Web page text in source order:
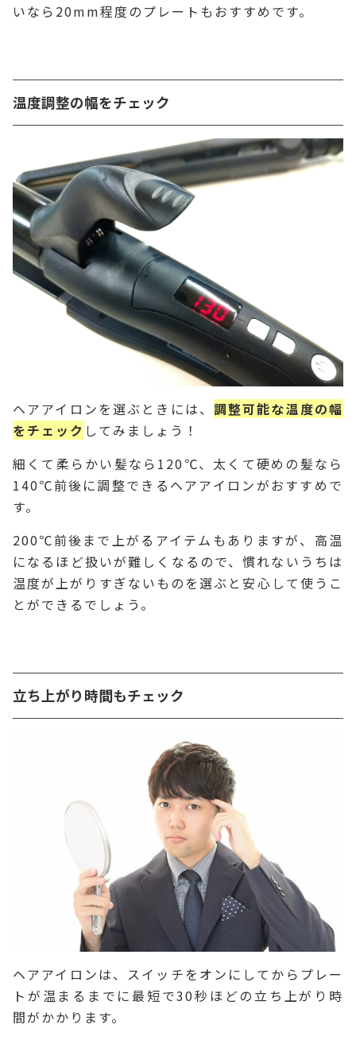
いなら20mm程度のプレートもおすすめです。
温度調整の幅をチェック
ヘアアイロンを選ぶときには、 調整可能な温度の幅
をチェック してみましょう！
細くて柔らかい髪なら120℃、太くて硬めの髪なら
140℃前後に調整できるヘアアイロンがおすすめで
す。
200℃前後まで上がるアイテムもありますが、高温
になるほど扱いが難しくなるので、慣れないうちは
温度が上がりすぎないものを選ぶと安心して使うこ
とができるでしょう。
立ち上がり時間もチェック
ヘアアイロンは、スイッチをオンにしてからプレー
トが温まるまでに最短で30秒ほどの立ち上がり時
間がかかります。